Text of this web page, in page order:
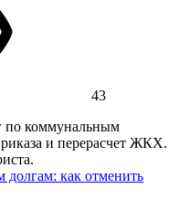
43
по коммунальным
и перерасчет ЖКХ.
как отменить